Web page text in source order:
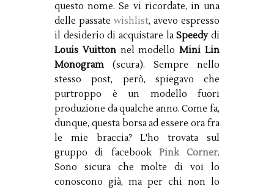
questo nome. Se vi ricordate, in una
delle passate wishlist, avevo espresso
il desiderio di acquistare laSpeedydi
Louis Vuittonnel modelloMini Lin
Monogram (scura). Sempre nello
stesso post, però, spiegavo che
purtroppo è un modello fuori
produzione da qualche anno. Come fa,
dunque, questa borsa ad essere ora fra
le mie braccia? L'ho trovata sul
gruppo di facebook Pink Corner.
Sono sicura che molte di voi lo
conoscono già, ma per chi non lo